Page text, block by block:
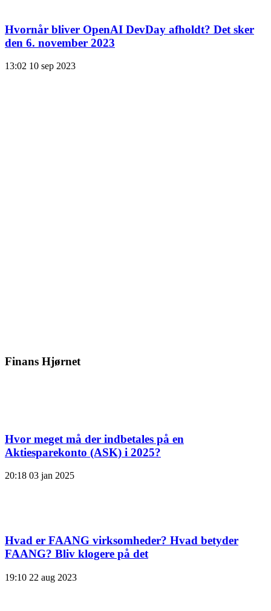
Hvornår bliver OpenAI DevDay afholdt? Det sker
den 6. november 2023
13:02 10 sep 2023
Finans Hjørnet
Hvor meget må der indbetales på en
Aktiesparekonto (ASK) i 2025?
20:18 03 jan 2025
Hvad er FAANG virksomheder? Hvad betyder
FAANG? Bliv klogere på det
19:10 22 aug 2023